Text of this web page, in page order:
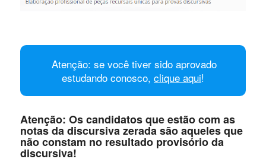
Atenção: se você tiver sido aprovado
estudando conosco, clique aqui!
Atenção: Os candidatos que estão com as
notas da discursiva zerada são aqueles que
não constam no resultado provisório da
discursiva!